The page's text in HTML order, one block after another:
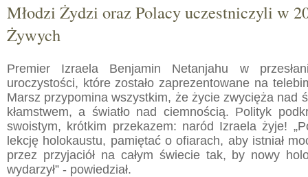
Młodzi Żydzi oraz Polacy uczestniczyli w
Żywych
Premier Izraela Benjamin Netanjahu w
uroczystości, które zostało zaprezentowane na
Marsz przypomina wszystkim, że życie zwycięża nad
kłamstwem, a światło nad ciemnością. Polityk
swoistym, krótkim przekazem: naród Izraela żyje!
lekcję holokaustu, pamiętać o ofiarach, aby istniał
przez przyjaciół na całym świecie tak, by nowy
wydarzył” - powiedział.